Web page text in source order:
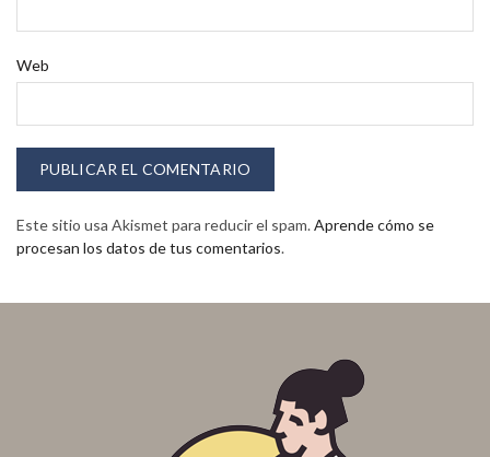
Web
Este sitio usa Akismet para reducir el spam.Aprende cómo se
procesan los datos de tus comentarios.